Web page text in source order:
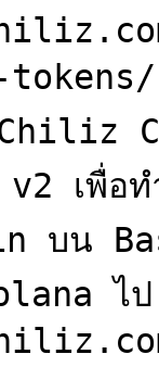
v2 เพื่
บน
ไ